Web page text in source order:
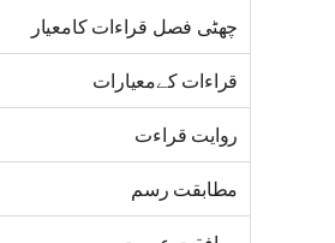
چھٹی فصل قراءات کامعیار
قراءات کےمعیارات
روایت قراءت
مطابقت رسم